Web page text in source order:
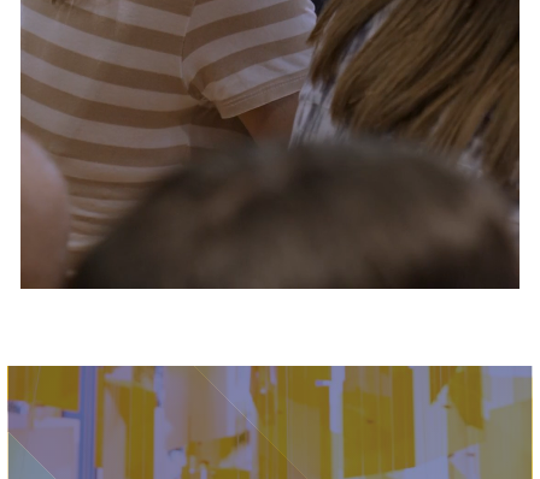
Servizi e accessibilità
Contatti
FAQ
Biglietti
Immagine